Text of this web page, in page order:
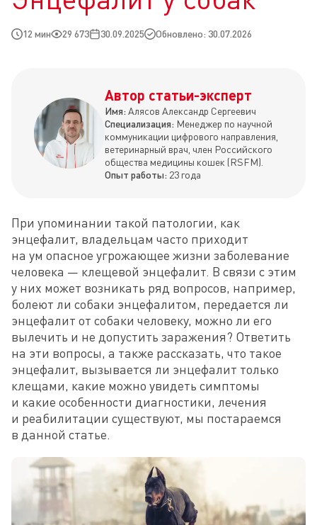
12 мин 29 673 30.09.2025 Обновлено: 30.07.2026
Автор статьи-эксперт
Имя: Алясов Александр Сергеевич
Специализация: Менеджер по научной
коммуникации цифрового направления,
ветеринарный врач, член Российского
общества медицины кошек (RSFM).
Опыт работы: 23 года
При упоминании такой патологии, как
энцефалит, владельцам часто приходит
на ум опасное угрожающее жизни заболевание
человека — клещевой энцефалит. В связи с этим
у них может возникать ряд вопросов, например,
болеют ли собаки энцефалитом, передается ли
энцефалит от собаки человеку, можно ли его
вылечить и не допустить заражения? Ответить
на эти вопросы, а также рассказать, что такое
энцефалит, вызывается ли энцефалит только
клещами, какие можно увидеть симптомы
и какие особенности диагностики, лечения
и реабилитации существуют, мы постараемся
в данной статье.